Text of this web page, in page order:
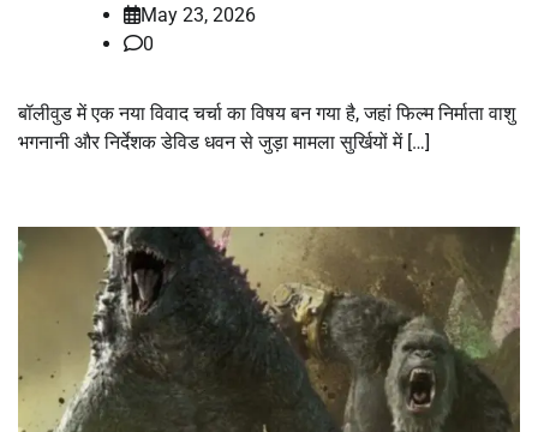
May 23, 2026
0
बॉलीवुड में एक नया विवाद चर्चा का विषय बन गया है, जहां फिल्म निर्माता वाशु
भगनानी और निर्देशक डेविड धवन से जुड़ा मामला सुर्खियों में […]